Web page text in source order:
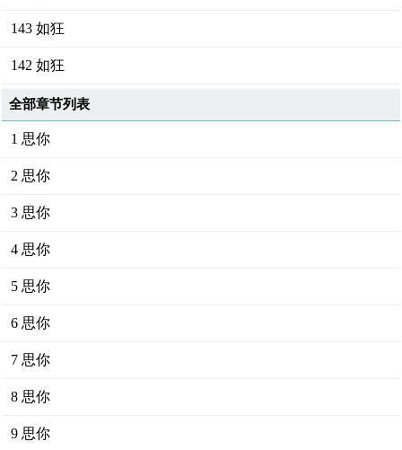
143 如狂
142 如狂
全部章节列表
1 思你
2 思你
3 思你
4 思你
5 思你
6 思你
7 思你
8 思你
9 思你